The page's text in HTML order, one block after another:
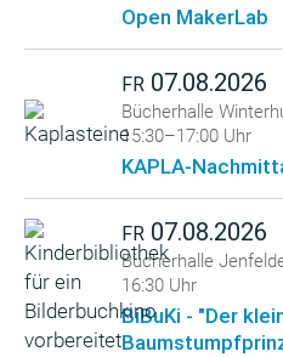
Open MakerLab
FR 07.08.2026
Bücherhalle
15:30–17:00 Uhr
KAPLA-
FR 07.08.2026
Bücherhalle
16:30 Uhr
BiBuKi - "Der